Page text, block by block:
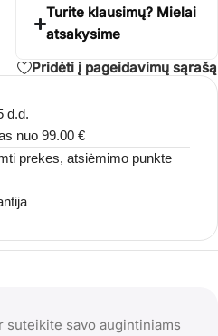
Turite klausimų? Mielai
atsakysime
Pridėti į pageidavimų sąrašą
d.d.
nuo 99.00 €
prekes, atsiėmimo punkte
suteikite savo augintiniams